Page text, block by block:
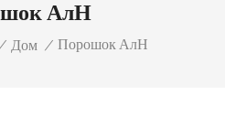
АлН
Дом / Порошок АлН